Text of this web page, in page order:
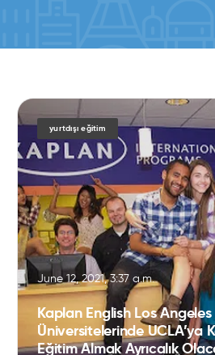
yurtdışı eğitim
June 12, 2021, 3:37 a.m.
Kaplan English Los Angeles
Üniversitelerinde UCLA’ya
Eğitim Almak Ayrıcalık